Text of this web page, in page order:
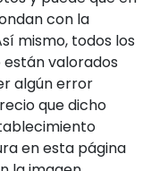
con la
mismo, todos los
valorados
algún error
que dicho
en esta página